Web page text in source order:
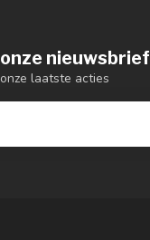
nieuwsbrief
laatste acties